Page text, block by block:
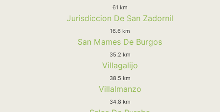
61 km
Jurisdiccion De San Zadornil
16.6 km
San Mames De Burgos
35.2 km
Villagalijo
38.5 km
Villalmanzo
34.8 km